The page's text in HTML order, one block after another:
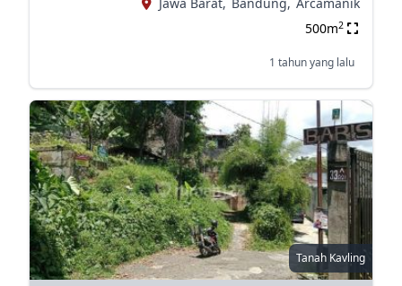
500m2
1 tahun yang lalu
Tanah Kavling